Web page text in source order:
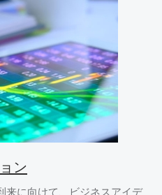
ン
来に向けて、ビジネスアイデ